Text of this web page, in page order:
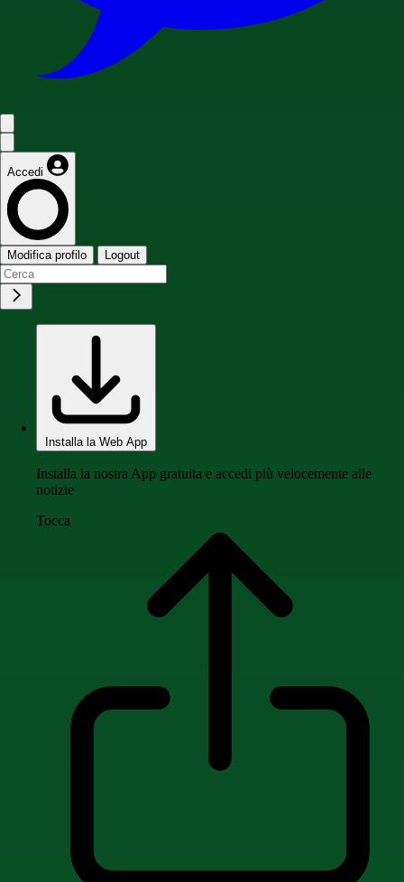
Accedi
Modifica profilo Logout
Installa la Web App
Installa la nostra App gratuita e accedi più velocemente alle
notizie
Tocca